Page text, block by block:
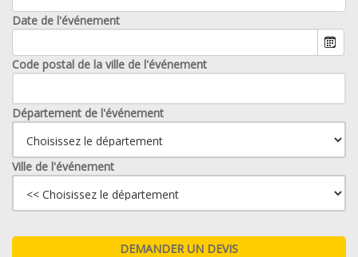
Date de l'événement
Code postal de la ville de l'événement
Département de l'événement
Ville de l'événement